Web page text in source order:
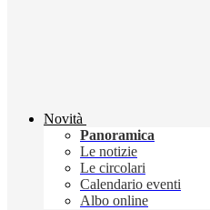
Novità
Panoramica
Le notizie
Le circolari
Calendario eventi
Albo online